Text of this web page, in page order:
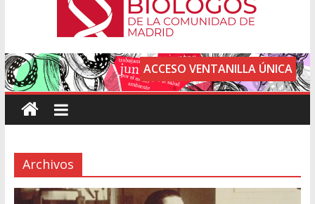
ACCESO VENTANILLA ÚNICA
Archivos